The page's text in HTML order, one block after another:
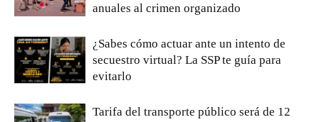
anuales al crimen organizado
¿Sabes cómo actuar ante un intento de
secuestro virtual? La SSP te guía para
evitarlo
Tarifa del transporte público será de 12